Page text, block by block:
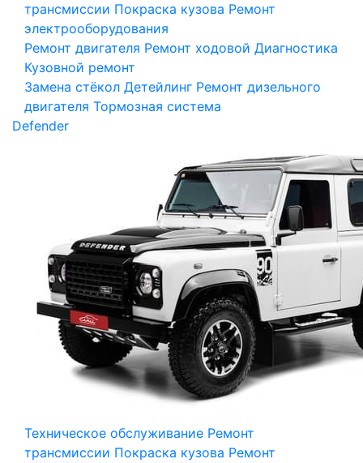
трансмиссии Покраска кузова Ремонт
электрооборудования
Ремонт двигателя Ремонт ходовой Диагностика
Кузовной ремонт
Замена стёкол Детейлинг Ремонт дизельного
двигателя Тормозная система
Defender
Техническое обслуживание Ремонт
трансмиссии Покраска кузова Ремонт